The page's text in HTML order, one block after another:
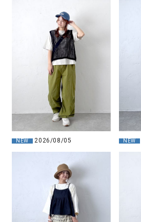
NEW 2026/08/05 NEW